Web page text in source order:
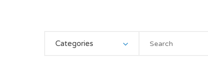
Categories